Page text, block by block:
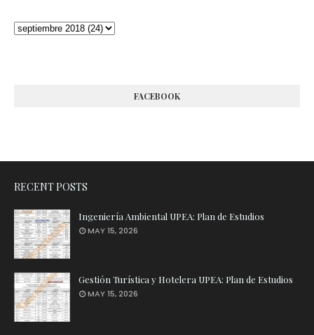
FACEBOOK
RECENT POSTS
Ingeniería Ambiental UPEA: Plan de Estudios
MAY 15, 2026
Gestión Turística y Hotelera UPEA: Plan de Estudios
MAY 15, 2026